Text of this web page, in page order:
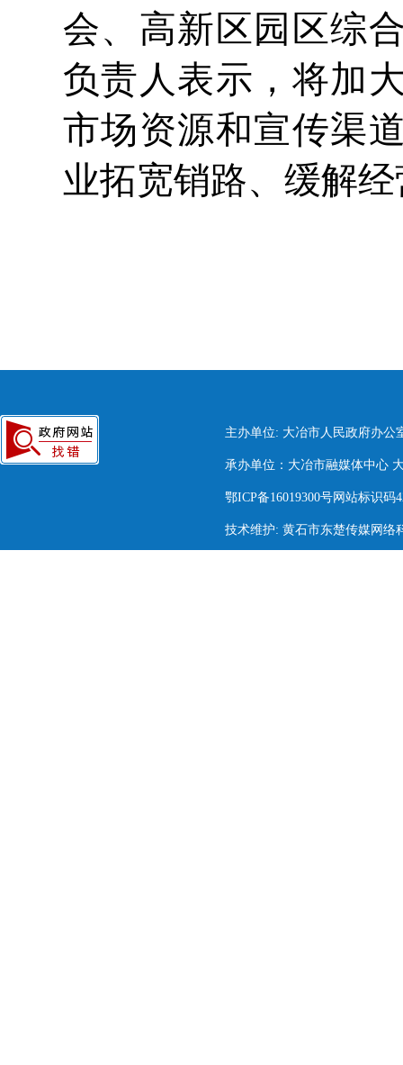
会、高新区园区综
负责人表示，将加
市场资源和宣传渠
业拓宽销路、缓解
主办单位: 大冶市人民政府办公
承办单位：大冶市融媒体中心
鄂ICP备16019300号网站标识码
技术维护: 黄石市东楚传媒网络